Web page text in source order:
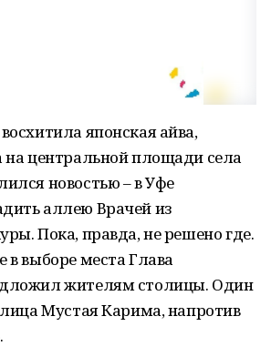
японская айва,
на центральной площади села
новостью – в Уфе
аллею Врачей из
Пока, правда, не решено где.
в выборе места Глава
жителям столицы. Один
Мустая Карима, напротив